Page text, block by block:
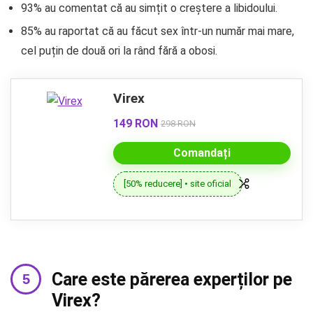
93% au comentat că au simțit o creștere a libidoului.
85% au raportat că au făcut sex într-un număr mai mare,
cel puțin de două ori la rând fără a obosi.
Virex
149 RON 298 RON
Comandați
[50% reducere] • site oficial
Care este părerea experților pe
Virex?